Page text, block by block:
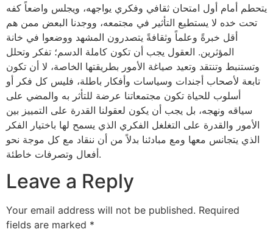
يتحطم أمام أول امتحان ثقافي وفكري يواجهه، ويجلس واضعاً كفه
تحت خده لا يستطيع التأثير في مجتمعه، ووجدنا البعض ممن هم
أقل خبرةً وعلماً وثقافةً يتصدرون المشهد ووضعوا في خانة
المؤثرين. العقول يجب أن تكون كاملة الدسم؛ تفكر وتحلل
وتستنبط وتنتقد وتعيد صياغة الأمور بطريقتها الخاصة، لا أن تكون
تابعة لأصحاب أجندات وسياسات وأفكار باطلة، فليس كل فكر أو
أسلوب للحياة تكون مجتمعاتنا عرضة للتأثر به والمضي على
سياقه ونهجه، بل يجب أن يكون لعقولنا القدرة على التمييز بين
الأمور والقدرة على التغلغل الفكري الذي يسمح لها باختيار الفكر
الذي يتجانس معها ومع مبادئنا بدلاً من أن ننقاد مع كل موجة نحو
أفعال وتصرفات خاطئة.
Leave a Reply
Your email address will not be published. Required
fields are marked *